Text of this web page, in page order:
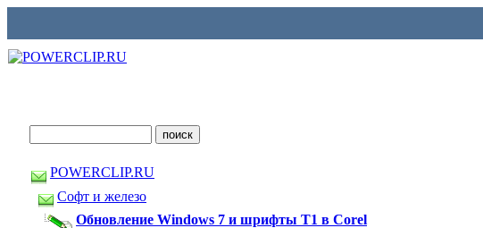
POWERCLIP.RU
Софт и железо
Обновление Windows 7 и шрифты T1 в Corel